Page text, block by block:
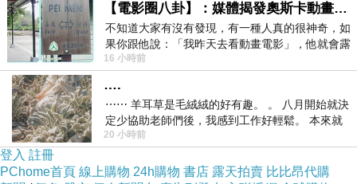
很難看嗎？也還好。他有一些笑點很有意思，老
公納豆跟老婆白歆惠的身高差，
銷售雙姝的對決畫面。
林美秀本身特有的喜感，還有開頭生日當天發生
的一連串倒楣事，引發的趣味性。
說真的，開場前幾分鐘我對於一部片子還挺期待
的。
【電影圈八卦】：媒體揭發奧斯卡動畫項目投票醜聞！好萊塢為什麼看不起動畫電影？
不知道大家有沒有發現，有一種人真的很神奇，如
果你跟他說：「我昨天去看動畫電影」，他就會露
出一種慈祥的微笑，然後問你是不是陪小
16 小時前
….
⋯⋯ 羊耳草是毛絨絨的好有趣。 。 八月開始就決
定少協助老師們後，我感到工作好輕鬆。 本來就
不是我的工作啊。 真
20 小時前
登入 註冊
PChome首頁 線上購物 24h購物 書店 露天拍賣 比比昂代購